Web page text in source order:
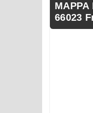
MAPPA
66023